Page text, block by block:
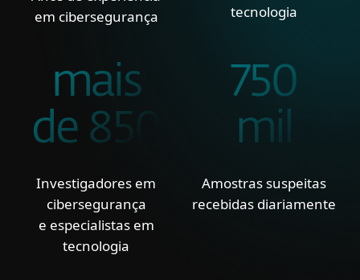
em cibersegurança
tecnologia
mais
de 850
Investigadores em
cibersegurança
e especialistas em
tecnologia
750
mil
Amostras suspeitas
recebidas diariamente